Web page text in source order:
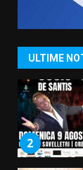
ULTIME
2
3